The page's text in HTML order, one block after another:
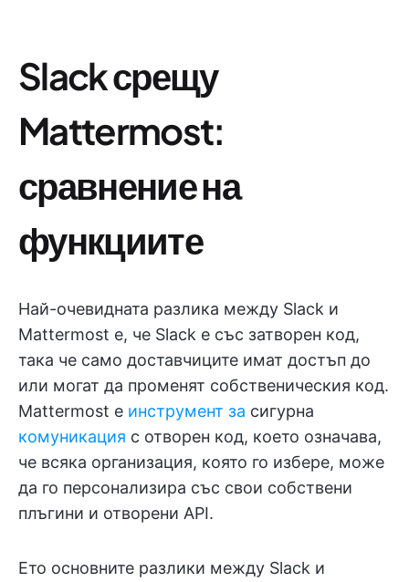
Slack срещу
Mattermost:
сравнение на
функциите
Най-очевидната разлика между Slack и
Mattermost е, че Slack е със затворен код,
така че само доставчиците имат достъп до
или могат да променят собственическия код.
Mattermost е инструмент за сигурна
комуникация с отворен код, което означава,
че всяка организация, която го избере, може
да го персонализира със свои собствени
плъгини и отворени API.
Ето основните разлики между Slack и